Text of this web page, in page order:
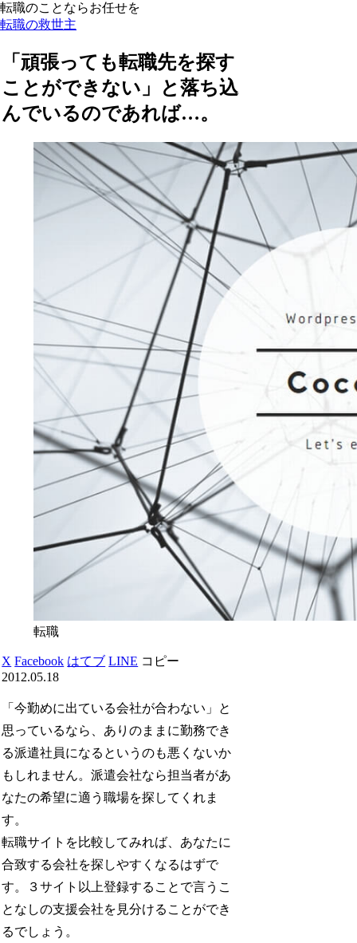
転職のことならお任せを
転職の救世主
「頑張っても転職先を探す
ことができない」と落ち込
んでいるのであれば…。
転職
X Facebook はてブ LINE コピー
2012.05.18
「今勤めに出ている会社が合わない」と
思っているなら、ありのままに勤務でき
る派遣社員になるというのも悪くないか
もしれません。派遣会社なら担当者があ
なたの希望に適う職場を探してくれま
す。
転職サイトを比較してみれば、あなたに
合致する会社を探しやすくなるはずで
す。３サイト以上登録することで言うこ
となしの支援会社を見分けることができ
るでしょう。